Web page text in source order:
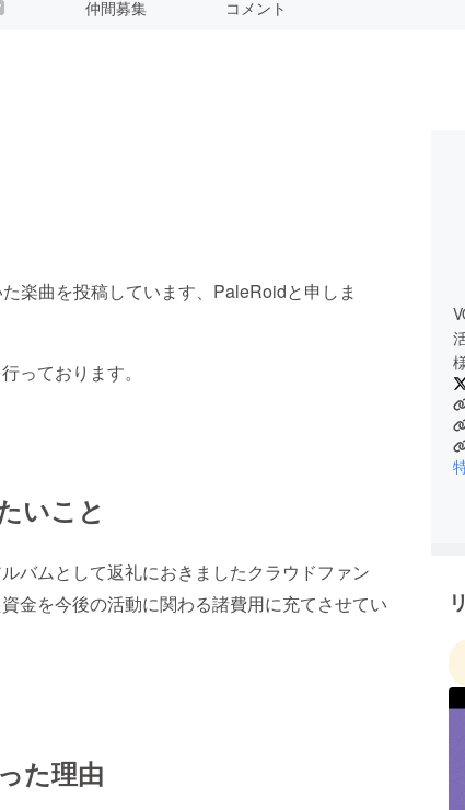
仲間募集 コメント
楽曲を投稿しています、PaleRoidと申しま
っております。
いこと
バムとして返礼におきましたクラウドファン
金を今後の活動に関わる諸費用に充てさせてい
た理由